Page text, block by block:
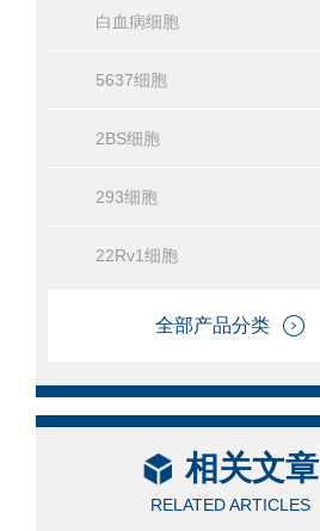
白血病细胞
5637细胞
2BS细胞
293细胞
22Rv1细胞
全部产品分类
相关文章
RELATED ARTICLES